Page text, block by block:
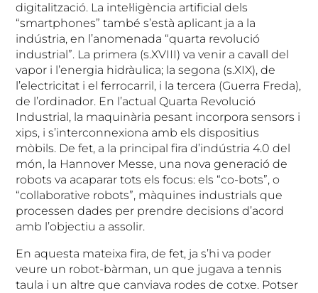
digitalització. La intel·ligència artificial dels
“smartphones” també s’està aplicant ja a la
indústria, en l’anomenada “quarta revolució
industrial”. La primera (s.XVIII) va venir a cavall del
vapor i l’energia hidràulica; la segona (s.XIX), de
l’electricitat i el ferrocarril, i la tercera (Guerra Freda),
de l’ordinador. En l’actual Quarta Revolució
Industrial, la maquinària pesant incorpora sensors i
xips, i s’interconnexiona amb els dispositius
mòbils. De fet, a la principal fira d’indústria 4.0 del
món, la Hannover Messe, una nova generació de
robots va acaparar tots els focus: els “co-bots”, o
“collaborative robots”, màquines industrials que
processen dades per prendre decisions d’acord
amb l’objectiu a assolir.
En aquesta mateixa fira, de fet, ja s’hi va poder
veure un robot-bàrman, un que jugava a tennis
taula i un altre que canviava rodes de cotxe. Potser